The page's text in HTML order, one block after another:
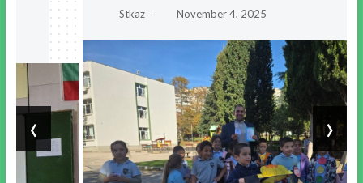
Stkaz November 4, 2025
‹ ›